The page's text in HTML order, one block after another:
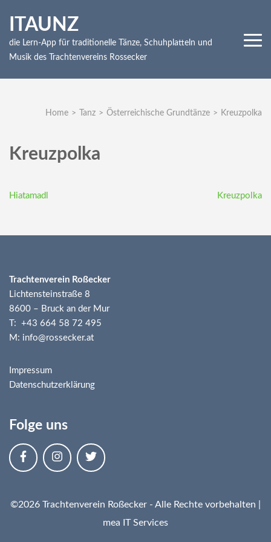
ITAUNZ
die Lern-App für traditionelle Tänze, Schuhplatteln und
Musik des Trachtenvereins Rossecker
Home > Tanz > Österreichische Grundtänze > Kreuzpolka
Kreuzpolka
Beitragsnavigation
Hiatamadl Kreuzpolka
Trachtenverein Roßecker
Lichtensteinstraße 8
8600 – Bruck an der Mur
T: +43 664 58 72 495
M: info@rossecker.at
Impressum
Datenschutzerklärung
Folge uns
©2026 Trachtenverein Roßecker - Alle Rechte vorbehalten |
mea IT Services